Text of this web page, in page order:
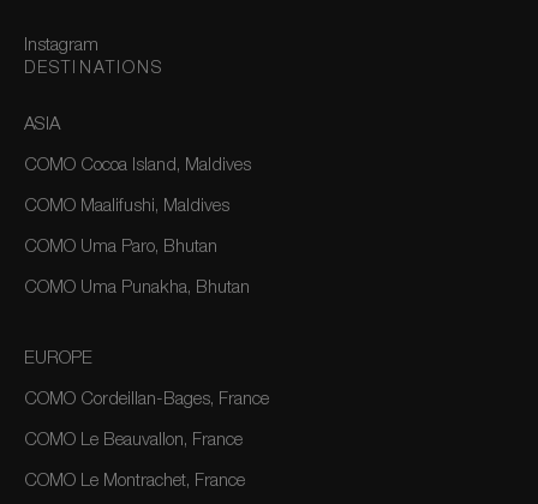
Instagram
DESTINATIONS
ASIA
COMO Cocoa Island, Maldives
COMO Maalifushi, Maldives
COMO Uma Paro, Bhutan
COMO Uma Punakha, Bhutan
EUROPE
COMO Cordeillan-Bages, France
COMO Le Beauvallon, France
COMO Le Montrachet, France